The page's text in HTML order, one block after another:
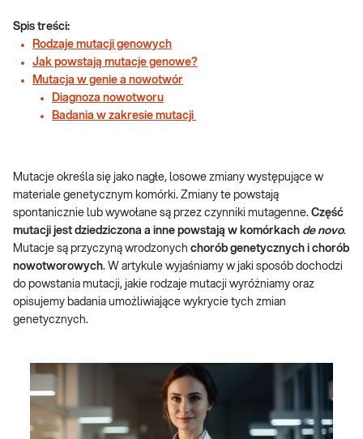
Spis treści:
Rodzaje mutacji genowych
Jak powstają mutacje genowe?
Mutacja w genie a nowotwór
Diagnoza nowotworu
Badania w zakresie mutacji
Mutacje określa się jako nagłe, losowe zmiany występujące w
materiale genetycznym komórki. Zmiany te powstają
spontanicznie lub wywołane są przez czynniki mutagenne. Część
mutacji jest dziedziczona a inne powstają w komórkach de novo.
Mutacje są przyczyną wrodzonych chorób genetycznych i chorób
nowotworowych. W artykule wyjaśniamy w jaki sposób dochodzi
do powstania mutacji, jakie rodzaje mutacji wyróżniamy oraz
opisujemy badania umożliwiające wykrycie tych zmian
genetycznych.